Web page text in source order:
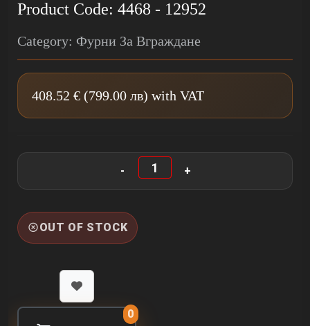
Product Code: 4468 - 12952
Category: Фурни За Вграждане
408.52 € (799.00 лв) with VAT
OUT OF STOCK
0